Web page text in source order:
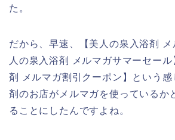
た。
だから、早速、【美人の泉入浴剤
人の泉入浴剤 メルマガサマーセー
剤 メルマガ割引クーポン】という感
剤のお店がメルマガを使っているか
ることにしたんですよね。